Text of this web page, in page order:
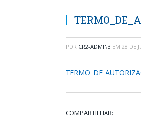
POR CR2-ADMIN3 EM 28 DE
COMPARTILHAR: